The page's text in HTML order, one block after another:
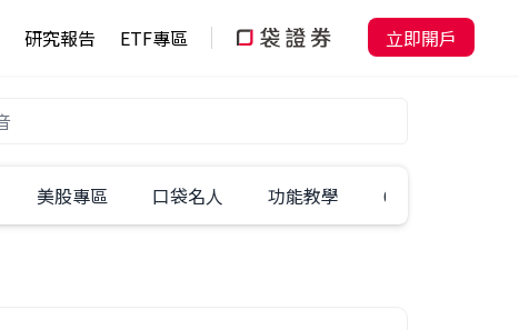
研究報告 ETF專區 立即開戶
美股專區 口袋名人 功能教學 60秒學一招